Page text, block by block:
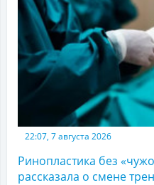
22:07, 7 августа 2026
Ринопластика без
рассказала о смене